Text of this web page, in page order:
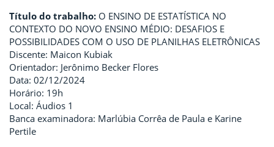
Título do trabalho: O ENSINO DE ESTATÍSTICA NO
CONTEXTO DO NOVO ENSINO MÉDIO: DESAFIOS E
POSSIBILIDADES COM O USO DE PLANILHAS ELETRÔNICAS
Discente: Maicon Kubiak
Orientador: Jerônimo Becker Flores
Data: 02/12/2024
Horário: 19h
Local: Áudios 1
Banca examinadora: Marlúbia Corrêa de Paula e Karine
Pertile